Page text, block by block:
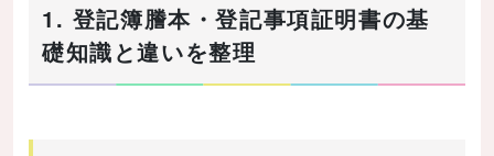
1. 登記簿謄本・登記事項証明書の基
礎知識と違いを整理